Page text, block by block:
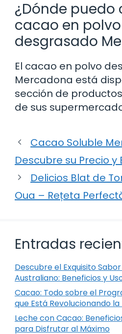
¿Dónde puedo
cacao en polvo
desgrasado
El cacao en polvo
Mercadona está
sección de
de sus
Cacao Soluble
Descubre su Precio y
Delicios Blat de
Oua – Rețeta
Entradas
Descubre el Exquisito
Australiano: Beneficios y
Cacao: Todo sobre el
que Está Revolucionando
Leche con Cacao:
para Disfrutar al Máximo